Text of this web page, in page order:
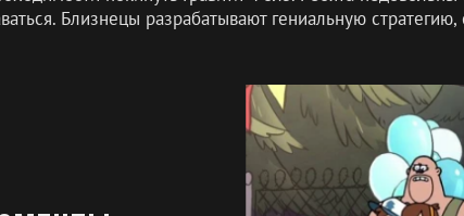
Близнецы разрабатывают гениальную